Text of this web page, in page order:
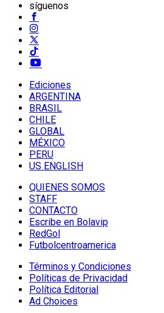
síguenos
Ediciones
ARGENTINA
BRASIL
CHILE
GLOBAL
MÉXICO
PERU
US ENGLISH
QUIENES SOMOS
STAFF
CONTACTO
Escribe en Bolavip
RedGol
Futbolcentroamerica
Términos y Condiciones
Políticas de Privacidad
Política Editorial
Ad Choices